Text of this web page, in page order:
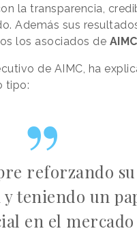
la transparencia,
Además sus
los asociados de AIMC
de AIMC, ha
tipo:
reforzando su
y teniendo un
en el mercado